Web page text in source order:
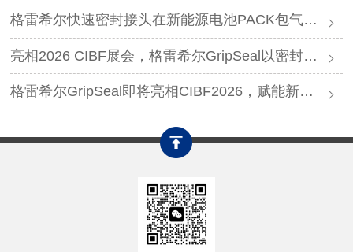
格雷希尔快速密封接头在新能源电池PACK包气密测试中的应用
亮相2026 CIBF展会，格雷希尔GripSeal以密封连接硬核实力圈粉
格雷希尔GripSeal即将亮相CIBF2026，赋能新能源产业绿色发展